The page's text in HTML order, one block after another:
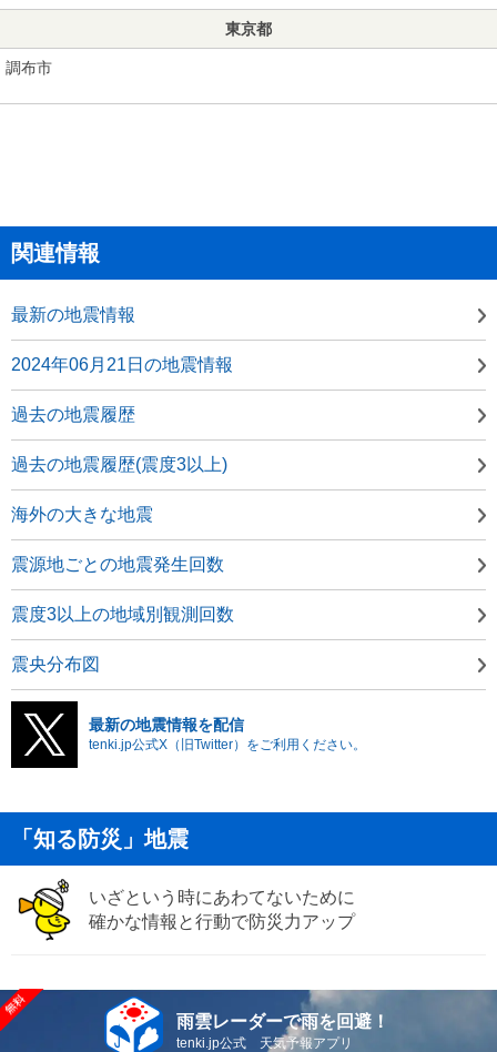
東京都
調布市
関連情報
最新の地震情報
2024年06月21日の地震情報
過去の地震履歴
過去の地震履歴(震度3以上)
海外の大きな地震
震源地ごとの地震発生回数
震度3以上の地域別観測回数
震央分布図
最新の地震情報を配信
tenki.jp公式X（旧Twitter）をご利用ください。
「知る防災」地震
いざという時にあわてないために
確かな情報と行動で防災力アップ
雨雲レーダーで雨を回避！
tenki.jp公式 天気予報アプリ